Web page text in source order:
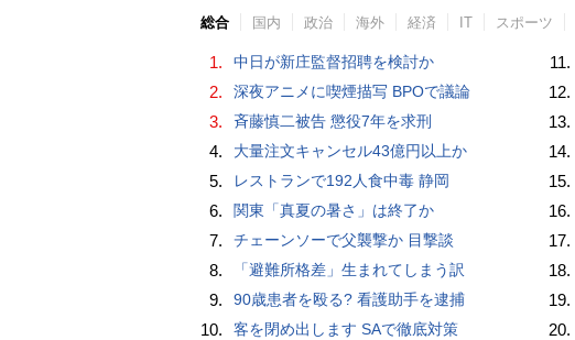
総合 国内 政治 海外 経済 IT スポーツ
1. 中日が新庄監督招聘を検討か
2. 深夜アニメに喫煙描写 BPOで議論
3. 斉藤慎二被告 懲役7年を求刑
4. 大量注文キャンセル43億円以上か
5. レストランで192人食中毒 静岡
6. 関東「真夏の暑さ」は終了か
7. チェーンソーで父襲撃か 目撃談
8. 「避難所格差」生まれてしまう訳
9. 90歳患者を殴る? 看護助手を逮捕
10. 客を閉め出します SAで徹底対策
11.
12.
13.
14.
15.
16.
17.
18.
19.
20.